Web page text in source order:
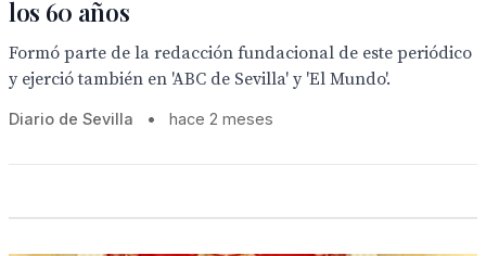
los 60 años
Formó parte de la redacción fundacional de este periódico
y ejerció también en 'ABC de Sevilla' y 'El Mundo'.
Diario de Sevilla • hace 2 meses